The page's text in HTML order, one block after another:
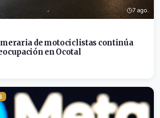
7 ago.
de motociclistas continúa
en Ocotal